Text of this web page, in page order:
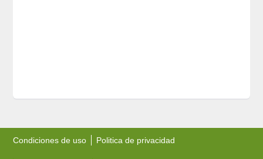
Condiciones de uso Politica de privacidad